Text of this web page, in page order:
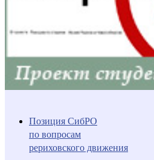
Позиция СибРО
по вопросам
рериховского движения